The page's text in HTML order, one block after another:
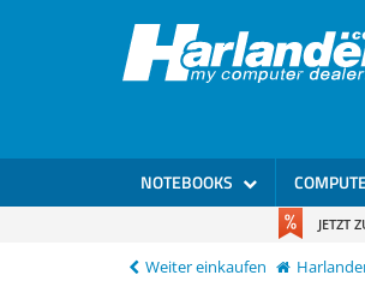
NOTEBOOKS
JETZT
Weiter einkaufen